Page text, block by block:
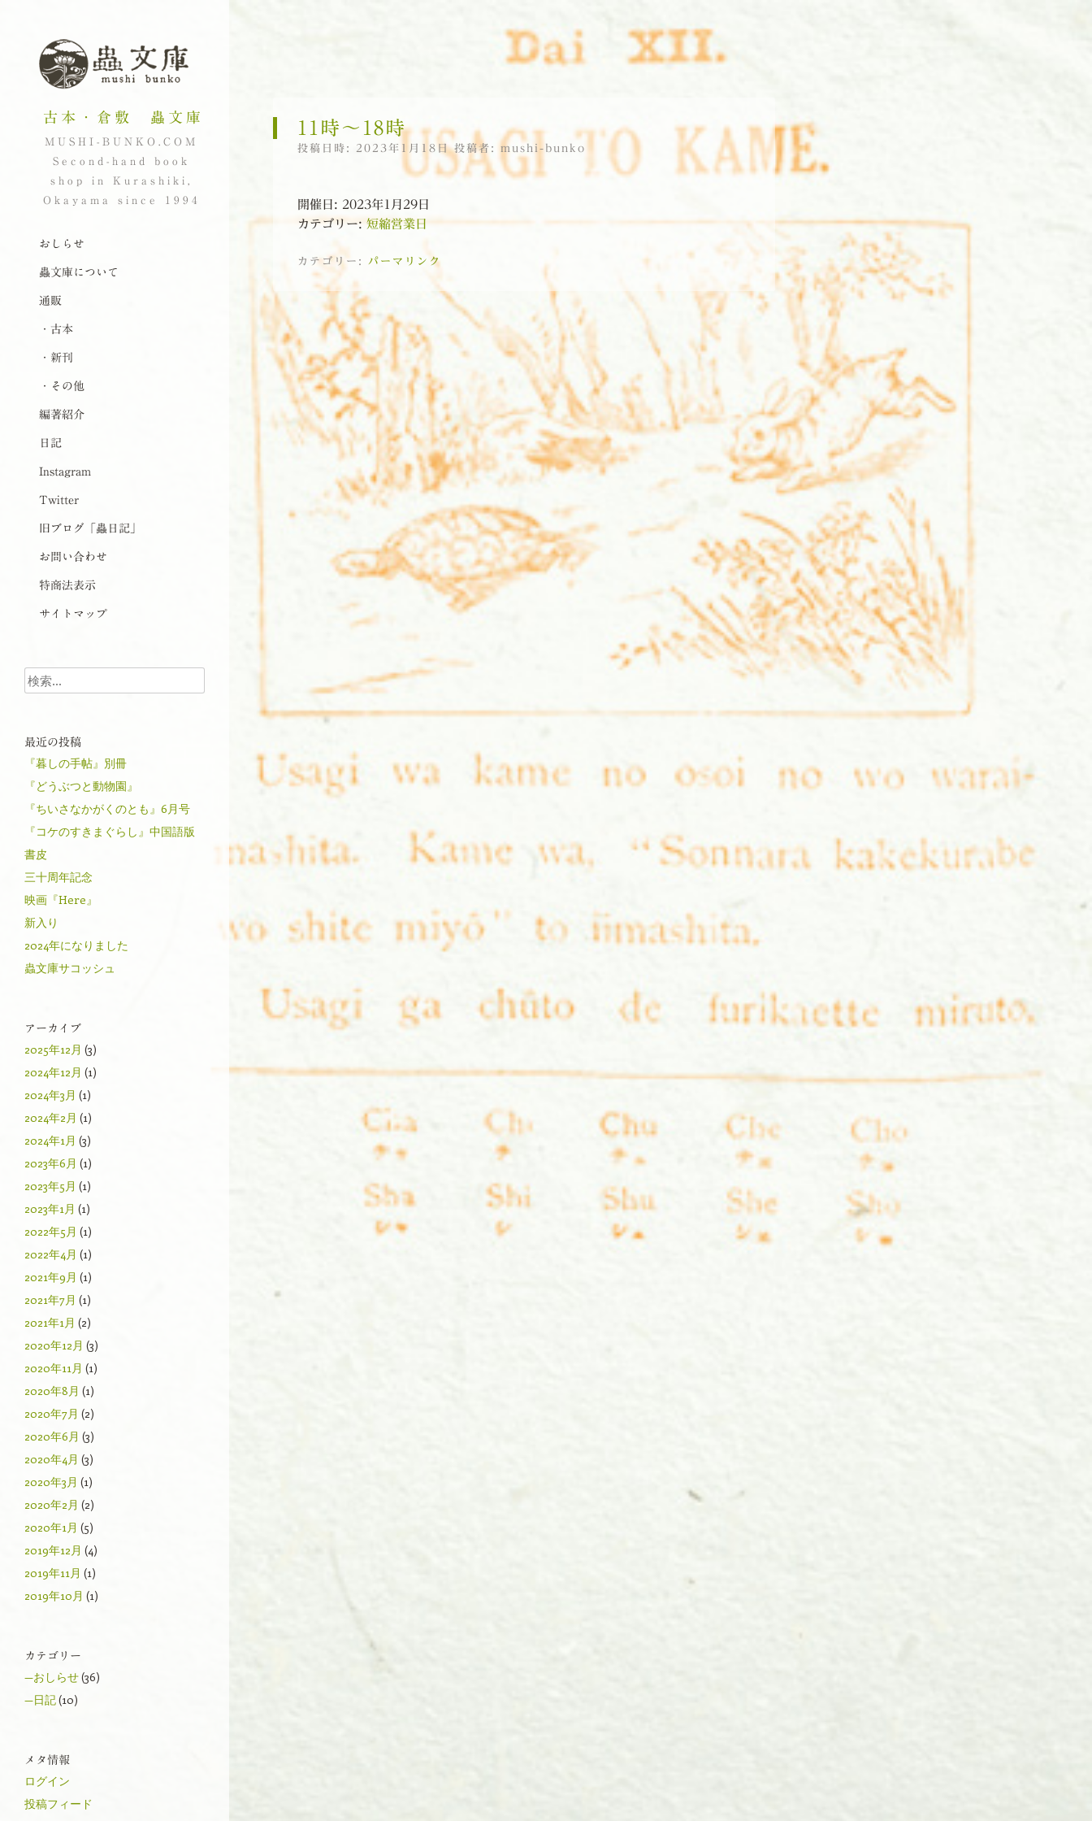
古本・倉敷 蟲文庫
MUSHI-BUNKO.COM
Second-hand book
shop in Kurashiki,
Okayama since 1994
ナビゲーション
コンテンツへスキップ
おしらせ
蟲文庫について
通販
・古本
・新刊
・その他
編著紹介
日記
Instagram
Twitter
旧ブログ「蟲日記」
お問い合わせ
特商法表示
サイトマップ
11時〜18時
投稿日時: 2023年1月18日投稿者: mushi-bunko
開催日: 2023年1月29日
カテゴリー: 短縮営業日
カテゴリー: パーマリンク
投稿ナビゲーション
検索
最近の投稿
『暮しの手帖』別冊
『どうぶつと動物園』
『ちいさなかがくのとも』6月号
『コケのすきまぐらし』中国語版
書皮
三十周年記念
映画『Here』
新入り
2024年になりました
蟲文庫サコッシュ
アーカイブ
2025年12月 (3)
2024年12月 (1)
2024年3月 (1)
2024年2月 (1)
2024年1月 (3)
2023年6月 (1)
2023年5月 (1)
2023年1月 (1)
2022年5月 (1)
2022年4月 (1)
2021年9月 (1)
2021年7月 (1)
2021年1月 (2)
2020年12月 (3)
2020年11月 (1)
2020年8月 (1)
2020年7月 (2)
2020年6月 (3)
2020年4月 (3)
2020年3月 (1)
2020年2月 (2)
2020年1月 (5)
2019年12月 (4)
2019年11月 (1)
2019年10月 (1)
カテゴリー
—おしらせ(36)
—日記(10)
メタ情報
ログイン
投稿フィード